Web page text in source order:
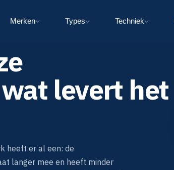
Merken Types Techniek
levert het
heeft er al een: de
langer mee en heeft minder